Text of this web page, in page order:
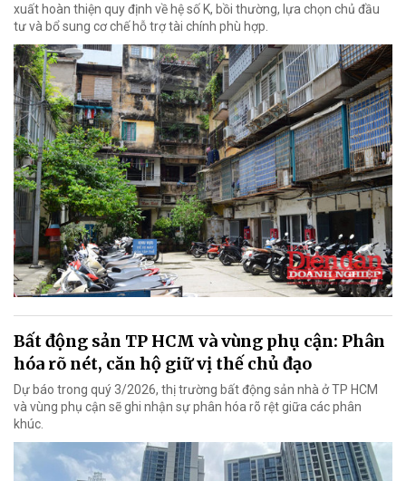
xuất hoàn thiện quy định về hệ số K, bồi thường, lựa chọn chủ đầu
tư và bổ sung cơ chế hỗ trợ tài chính phù hợp.
Bất động sản TP HCM và vùng phụ cận: Phân
hóa rõ nét, căn hộ giữ vị thế chủ đạo
Dự báo trong quý 3/2026, thị trường bất động sản nhà ở TP HCM
và vùng phụ cận sẽ ghi nhận sự phân hóa rõ rệt giữa các phân
khúc.